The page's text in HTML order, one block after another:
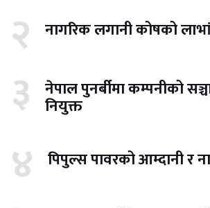
२ नागरिक लगानी कोषको
३ नेपाल पुनर्बीमा कम्पनीको
नियुक्त
४ पिपुल्स पावरको आम्दानी र